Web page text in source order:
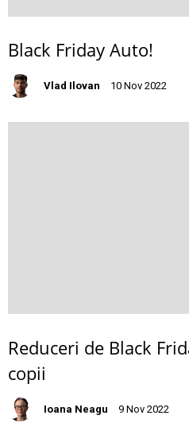
Black Friday Auto!
Vlad Ilovan 10 Nov 2022
Reduceri de Black
copii
Ioana Neagu 9 Nov 2022